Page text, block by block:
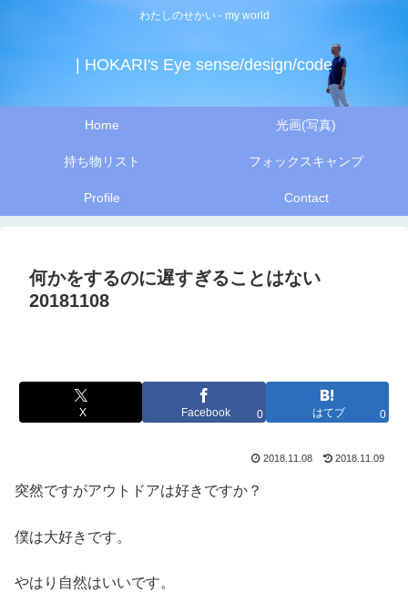
わたしのせかい - my world
| HOKARI's Eye sense/design/code
Home 光画(写真)
持ち物リスト フォックスキャンプ
Profile Contact
何かをするのに遅すぎることはない
20181108
X Facebook 0 はてブ 0
2018.11.08 2018.11.09
突然ですがアウトドアは好きですか？
僕は大好きです。
やはり自然はいいです。